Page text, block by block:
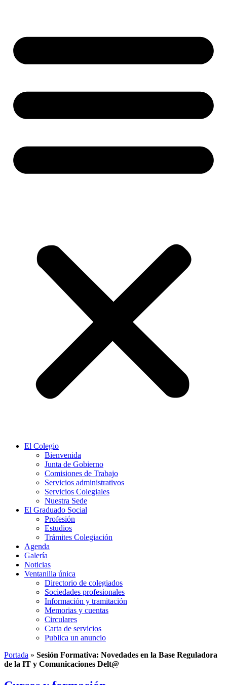
El Colegio
Bienvenida
Junta de Gobierno
Comisiones de Trabajo
Servicios administrativos
Servicios Colegiales
Nuestra Sede
El Graduado Social
Profesión
Estudios
Trámites Colegiación
Agenda
Galería
Noticias
Ventanilla única
Directorio de colegiados
Sociedades profesionales
Información y tramitación
Memorias y cuentas
Circulares
Carta de servicios
Publica un anuncio
Portada » Sesión Formativa: Novedades en la Base Reguladora
de la IT y Comunicaciones Delt@